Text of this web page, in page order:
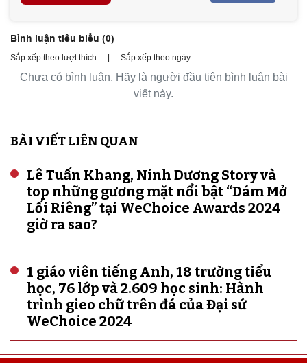
Bình luận tiêu biểu (0)
Sắp xếp theo lượt thích Sắp xếp theo ngày
Chưa có bình luận. Hãy là người đầu tiên bình luận bài
viết này.
BÀI VIẾT LIÊN QUAN
Lê Tuấn Khang, Ninh Dương Story và
top những gương mặt nổi bật “Dám Mở
Lối Riêng” tại WeChoice Awards 2024
giờ ra sao?
1 giáo viên tiếng Anh, 18 trường tiểu
học, 76 lớp và 2.609 học sinh: Hành
trình gieo chữ trên đá của Đại sứ
WeChoice 2024